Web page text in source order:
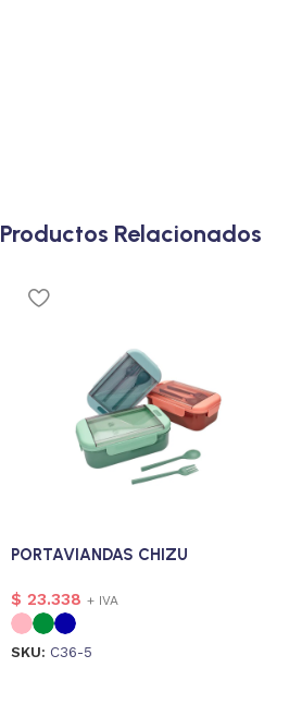
Productos Relacionados
PORTAVIANDAS CHIZU
$ 23.338 + IVA
SKU: C36-5